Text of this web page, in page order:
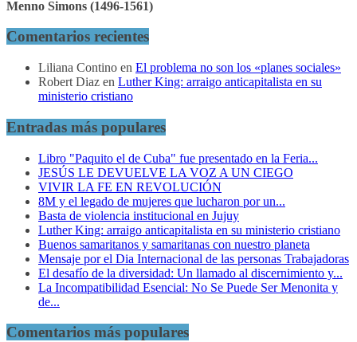
Menno Simons (1496-1561)
Comentarios recientes
Liliana Contino en El problema no son los «planes sociales»
Robert Diaz en Luther King: arraigo anticapitalista en su
ministerio cristiano
Entradas más populares
Libro "Paquito el de Cuba" fue presentado en la Feria...
JESÚS LE DEVUELVE LA VOZ A UN CIEGO
VIVIR LA FE EN REVOLUCIÓN
8M y el legado de mujeres que lucharon por un...
Basta de violencia institucional en Jujuy
Luther King: arraigo anticapitalista en su ministerio cristiano
Buenos samaritanos y samaritanas con nuestro planeta
Mensaje por el Dia Internacional de las personas Trabajadoras
El desafío de la diversidad: Un llamado al discernimiento y...
La Incompatibilidad Esencial: No Se Puede Ser Menonita y
de...
Comentarios más populares